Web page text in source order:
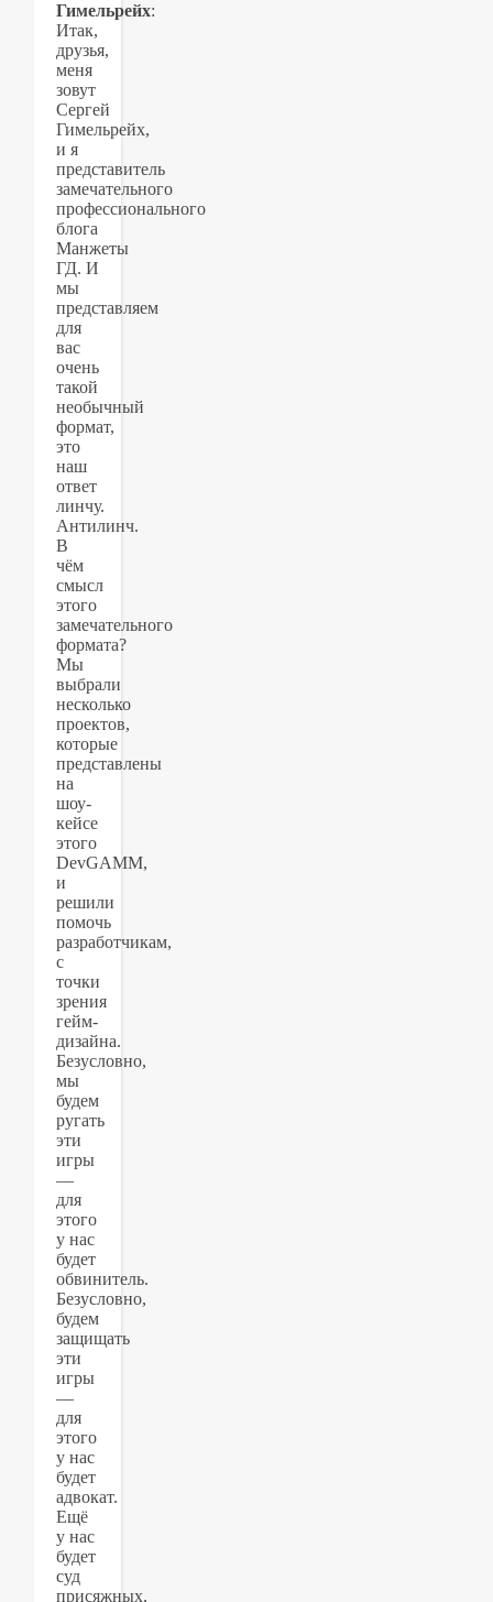
Гимельрейх:
Итак,
друзья,
меня
зовут
Сергей
Гимельрейх,
и я
представитель
замечательного
профессионального
блога
Манжеты
ГД. И
мы
представляем
для
вас
очень
такой
необычный
формат,
это
наш
ответ
линчу.
Антилинч.
В
чём
смысл
этого
замечательного
формата?
Мы
выбрали
несколько
проектов,
которые
представлены
на
шоу-
кейсе
этого
DevGAMM,
и
решили
помочь
разработчикам,
с
точки
зрения
гейм-
дизайна.
Безусловно,
мы
будем
ругать
эти
игры
—
для
этого
у нас
будет
обвинитель.
Безусловно,
будем
защищать
эти
игры
—
для
этого
у нас
будет
адвокат.
Ещё
у нас
будет
суд
присяжных,